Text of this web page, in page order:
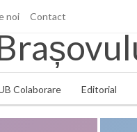
noi Contact
Colaborare Editorial